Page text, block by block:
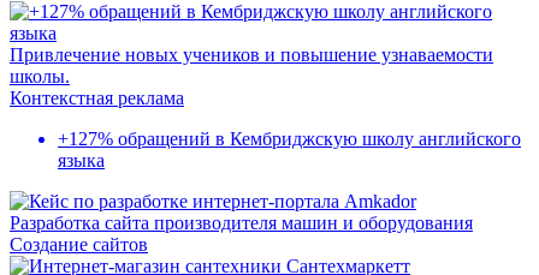
Привлечение новых учеников и повышение узнаваемости
школы.
Контекстная реклама
+127% обращений в Кембриджскую школу английского
языка
Разработка сайта производителя машин и оборудования
Создание сайтов